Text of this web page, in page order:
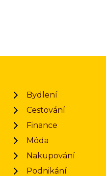
Bydlení
Cestování
Finance
Móda
Nakupování
Podnikání